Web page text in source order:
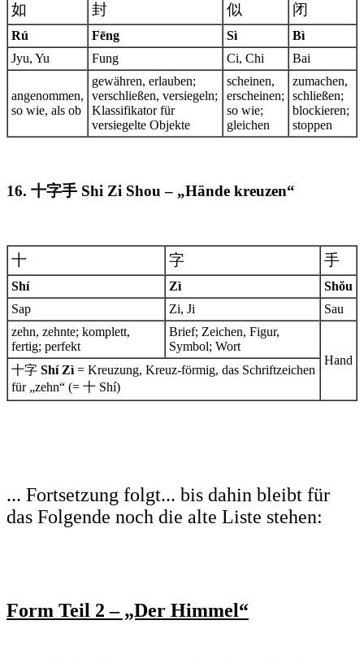
如 封 似 闭
Rú Fēng Sì
Bì
Jyu, Yu
Fung Ci, Chi Bai
angenommen,
so wie, als ob
gewähren, erlauben;
verschließen, versiegeln;
Klassifikator für
versiegelte Objekte
scheinen,
erscheinen;
so wie;
gleichen
zumachen,
schließen;
blockieren;
stoppen
16. 十字手 Shi Zi Shou – „Hände kreuzen“
十 字 手
Shí Zì
Shŏu
Sap
Zi, Ji
Sau
zehn, zehnte; komplett,
fertig; perfekt
Brief; Zeichen, Figur,
Symbol; Wort
Hand
十字 Shí Zì = Kreuzung, Kreuz-förmig, das Schriftzeichen
für „zehn“ (= 十 Shí)
... Fortsetzung folgt... bis dahin bleibt für
das Folgende noch die alte Liste stehen:
Form Teil 2 – „Der Himmel“